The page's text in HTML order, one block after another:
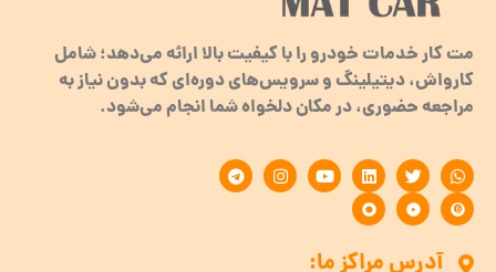
مت کار خدمات خودرو را با کیفیت بالا ارائه می‌دهد؛ شامل
کارواش، دیتیلینگ و سرویس‌های دوره‌ای که بدون نیاز به
مراجعه حضوری، در مکان دلخواه شما انجام می‌شود.
آدرس مراکز ما: